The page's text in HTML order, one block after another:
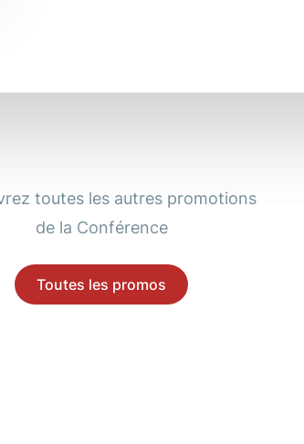
toutes les autres promotions
de la Conférence
Toutes les promos